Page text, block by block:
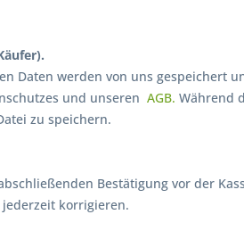
Daten werden von uns gespeichert
und unseren AGB. Während
zu speichern.
Bestätigung vor der
korrigieren.